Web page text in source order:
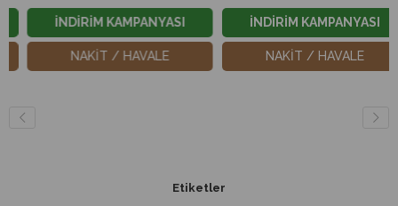
İNDİRİM KAMPANYASI
NAKİT / HAVALE
İNDİRİM KAMPANYASI
NAKİT / HAVALE
Etiketler